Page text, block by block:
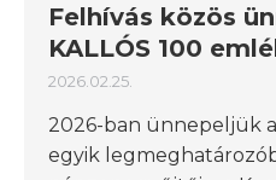
Felhívás közös
KALLÓS 100
2026.02.25.
2026-ban ünnepeljük
egyik